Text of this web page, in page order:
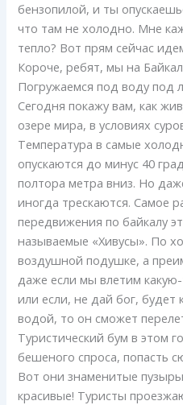
бензопилой, и ты
что там не холодно. Мне
тепло? Вот прям сейчас
Короче, ребят, мы на
Погружаемся под воду под
Сегодня покажу вам, как
озере мира, в условиях
Температура в самые
опускаются до минус 40
полтора метра вниз. Но
иногда трескаются. Самое
передвижения по байкалу
называемые «Хивусы». По
воздушной подушке, а
даже если мы влетим
или если, не дай бог, будет
водой, то он сможет
Туристический бум в этом
бешеного спроса, попасть
Вот они знаменитые
красивые! Туристы